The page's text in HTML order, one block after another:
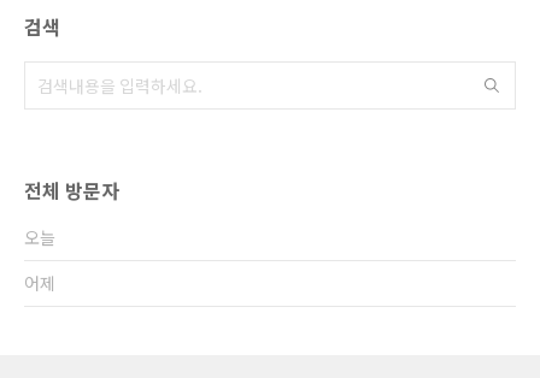
검색
전체 방문자
오늘
어제